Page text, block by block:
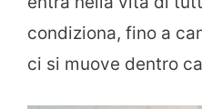
condiziona, fino a
ci si muove dentro